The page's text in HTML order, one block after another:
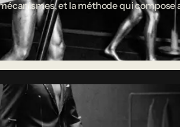
et la méthode qui compose